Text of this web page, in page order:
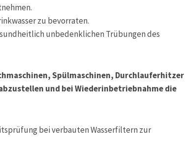
zu bevorraten.
unbedenklichen Trübungen des
Spülmaschinen, Durchlauferhitzer
und bei Wiederinbetriebnahme die
bei verbauten Wasserfiltern zur